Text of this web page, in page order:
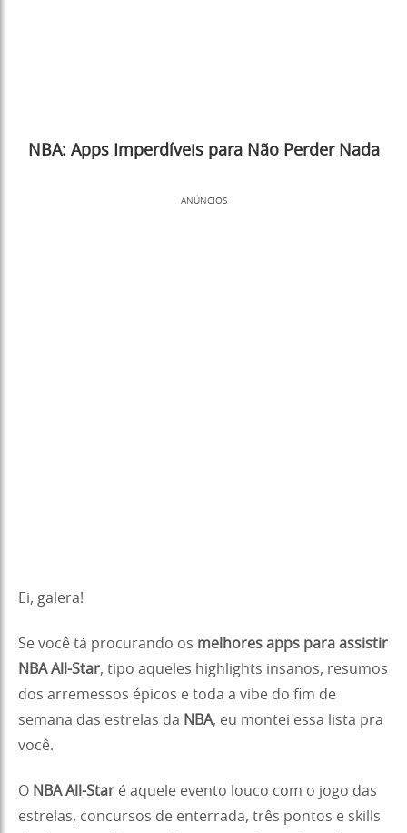
NBA: Apps Imperdíveis para Não Perder Nada
ANÚNCIOS
Ei, galera!
Se você tá procurando os melhores apps para assistir
NBA All-Star, tipo aqueles highlights insanos, resumos
dos arremessos épicos e toda a vibe do fim de
semana das estrelas da NBA, eu montei essa lista pra
você.
O NBA All-Star é aquele evento louco com o jogo das
estrelas, concursos de enterrada, três pontos e skills